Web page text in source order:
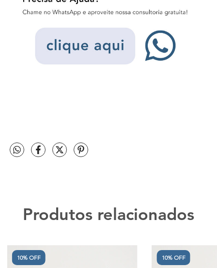
Produtos relacionados
10% OFF 10% OFF